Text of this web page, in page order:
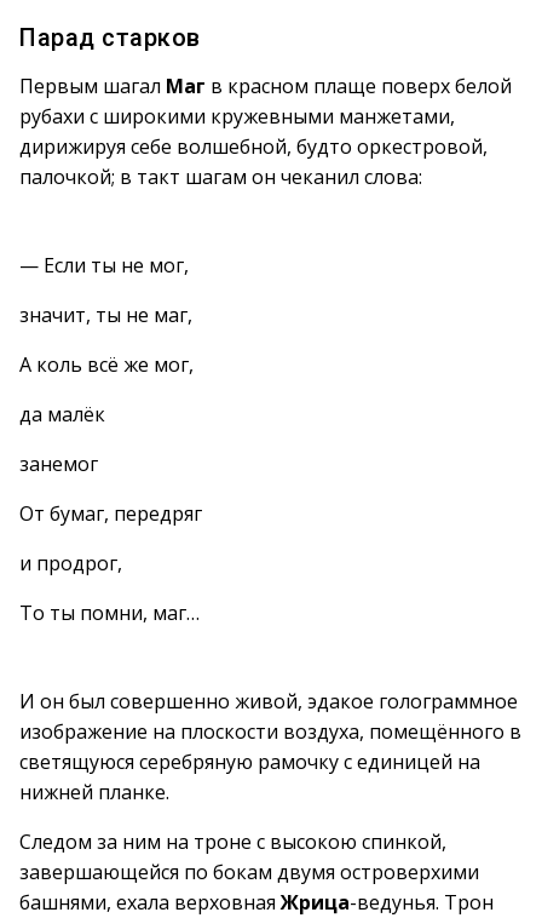
Парад старков
Первым шагал Маг в красном плаще поверх белой
рубахи с широкими кружевными манжетами,
дирижируя себе волшебной, будто оркестровой,
палочкой; в такт шагам он чеканил слова:
— Если ты не мог,
значит, ты не маг,
А коль всё же мог,
да малёк
занемог
От бумаг, передряг
и продрог,
То ты помни, маг…
И он был совершенно живой, эдакое голограммное
изображение на плоскости воздуха, помещённого в
светящуюся серебряную рамочку с единицей на
нижней планке.
Следом за ним на троне с высокою спинкой,
завершающейся по бокам двумя островерхими
башнями, ехала верховнаяЖрица-ведунья. Трон